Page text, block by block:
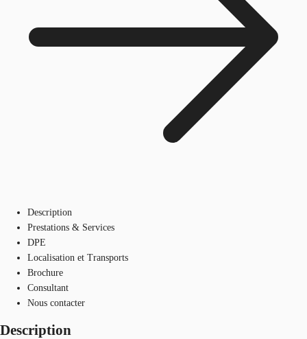
Description
Prestations & Services
DPE
Localisation et Transports
Brochure
Consultant
Nous contacter
Description